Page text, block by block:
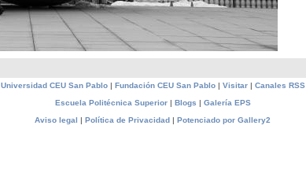
Universidad CEU San Pablo| Fundación CEU San Pablo| Visitar| Canales RSS
Escuela Politécnica Superior| Blogs | Galería EPS
Aviso legal | Política de Privacidad | Potenciado por Gallery2